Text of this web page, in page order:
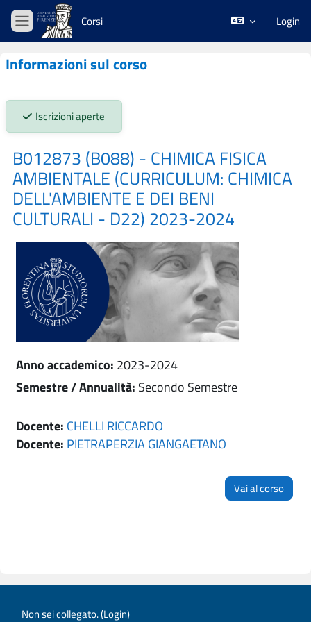
Vai al contenuto principale
Pannello laterale
Corsi Login
Informazioni sul corso
Stato iscrizioni:
Iscrizioni aperte
B012873 (B088) - CHIMICA FISICA
AMBIENTALE (CURRICULUM: CHIMICA
DELL'AMBIENTE E DEI BENI
CULTURALI - D22) 2023-2024
Anno accademico: 2023-2024
Semestre / Annualità: Secondo Semestre
Docente: CHELLI RICCARDO
Docente: PIETRAPERZIA GIANGAETANO
Vai al corso
Non sei collegato. (Login)